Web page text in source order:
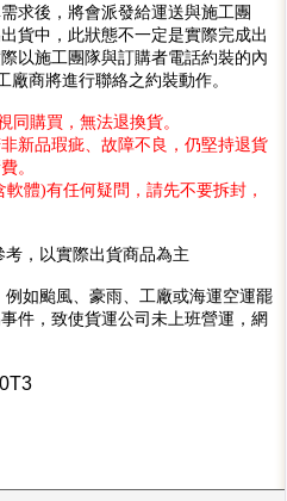
求後，將會派發給運送與施工團
貨中，此狀態不一定是實際完成出
以施工團隊與訂購者電話約裝的內
廠商將進行聯絡之約裝動作。
購買，無法退換貨。
新品瑕疵、故障不良，仍堅持退貨
。
體)有任何疑問，請先不要拆封，
，以實際出貨商品為主
如颱風、豪雨、工廠或海運空運罷
件，致使貨運公司未上班營運，網